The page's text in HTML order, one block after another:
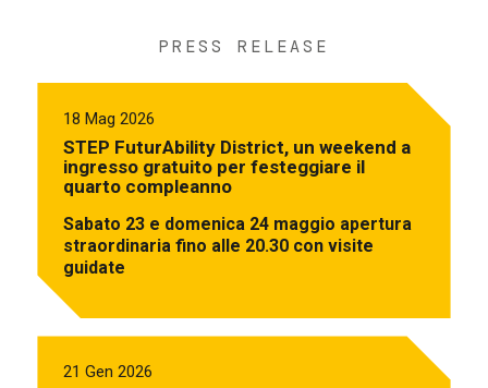
PRESS RELEASE
18 Mag 2026
STEP FuturAbility District, un weekend a
ingresso gratuito per festeggiare il
quarto compleanno
Sabato 23 e domenica 24 maggio apertura
straordinaria fino alle 20.30 con visite
guidate
21 Gen 2026